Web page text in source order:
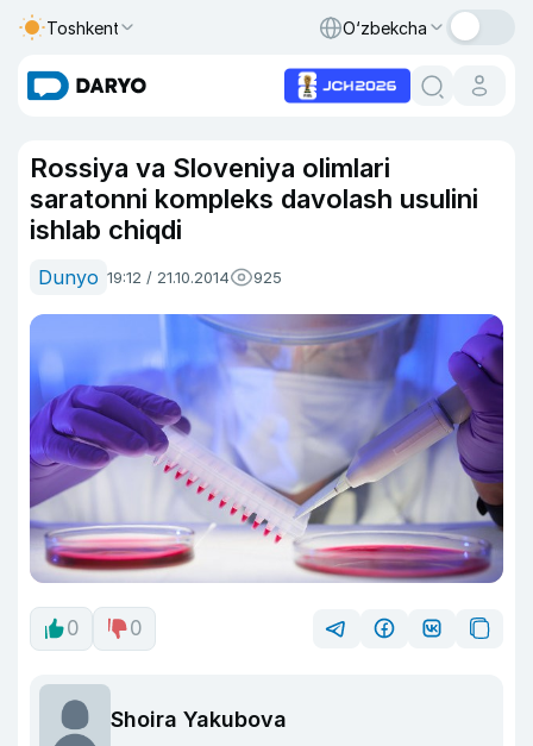
Toshkent O‘zbekcha
Rossiya va Sloveniya olimlari
saratonni kompleks davolash usulini
ishlab chiqdi
Dunyo 19:12 / 21.10.2014 925
0 0
Shoira Yakubova